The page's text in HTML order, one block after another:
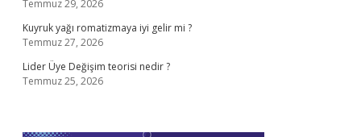
Temmuz 29, 2026
Kuyruk yağı romatizmaya iyi gelir mi ?
Temmuz 27, 2026
Lider Üye Değişim teorisi nedir ?
Temmuz 25, 2026